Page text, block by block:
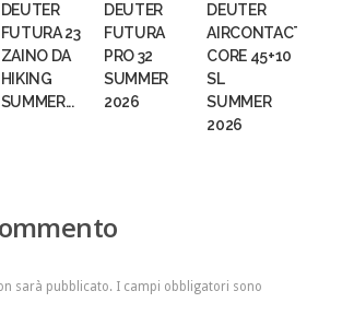
DEUTER
FUTURA 23
ZAINO DA
HIKING
SUMMER...
DEUTER
FUTURA
PRO 32
SUMMER
2026
DEUTER
AIRCONTACT
CORE 45+10
SL
SUMMER
2026
sarà pubblicato. I campi obbligatori sono